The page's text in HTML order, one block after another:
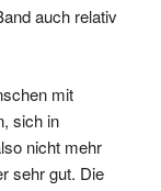
auch relativ
mit
sich in
nicht mehr
sehr gut. Die